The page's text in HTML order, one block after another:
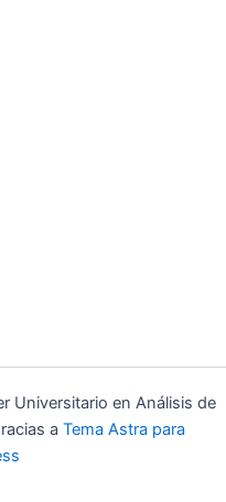
Universitario en Análisis de
a Tema Astra para